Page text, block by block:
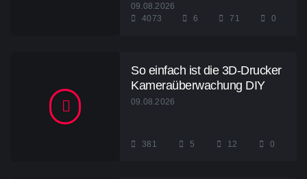
09.08.2026
4073
6 71 0
So einfach ist die 3D-Drucker
Kameraüberwachung DIY
09.08.2026
381 5 12 0